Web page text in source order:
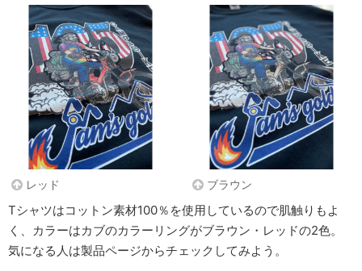
レッド ブラウン
Tシャツはコットン素材100％を使用しているので肌触りもよ
く、カラーはカブのカラーリングがブラウン・レッドの2色。
気になる人は製品ページからチェックしてみよう。